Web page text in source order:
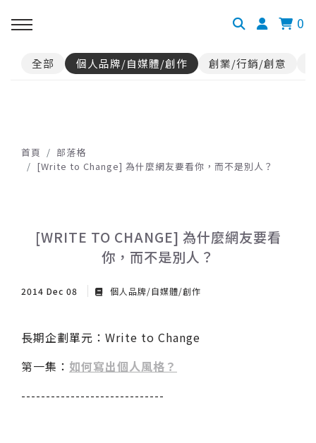
0
全部 個人品牌/自媒體/創作 創業/行銷/創意
首頁
部落格
[Write to Change] 為什麼網友要看你，而不是別人？
[WRITE TO CHANGE] 為什麼網友要看
你，而不是別人？
2014 Dec 08 個人品牌/自媒體/創作
長期企劃單元：Write to Change
第一集： 如何寫出個人風格？
-----------------------------